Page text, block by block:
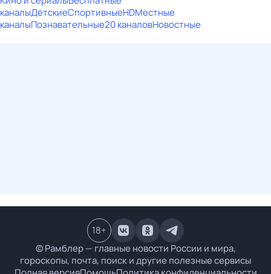
каналыДетскиеСпортивныеHDМестные
каналыПознавательные20 каналовНовостные
© Рамблер — главные новости России и мира,
гороскопы, почта, поиск и другие полезные сервисы
18+